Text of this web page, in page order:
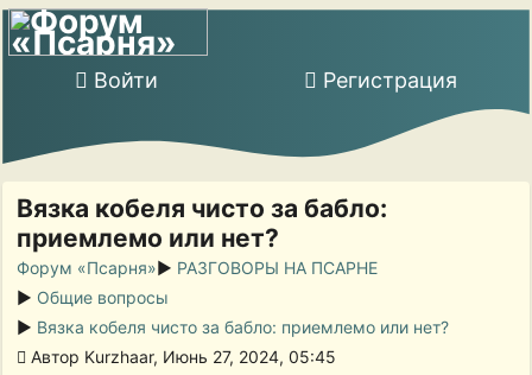
Войти Регистрация
Вязка кобеля чисто за бабло:
приемлемо или нет?
Форум «Псарня»► РАЗГОВОРЫ НА ПСАРНЕ
► Общие вопросы
► Вязка кобеля чисто за бабло: приемлемо или нет?
Автор Kurzhaar, Июнь 27, 2024, 05:45